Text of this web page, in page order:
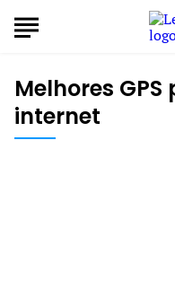
Melhores
internet